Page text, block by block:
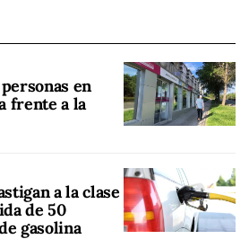
en
frente a la
a la clase
de 50
gasolina